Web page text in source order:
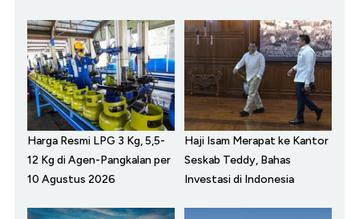
Harga Resmi LPG 3 Kg, 5,5-
12 Kg di Agen-Pangkalan per
10 Agustus 2026
Haji Isam Merapat ke Kantor
Seskab Teddy, Bahas
Investasi di Indonesia